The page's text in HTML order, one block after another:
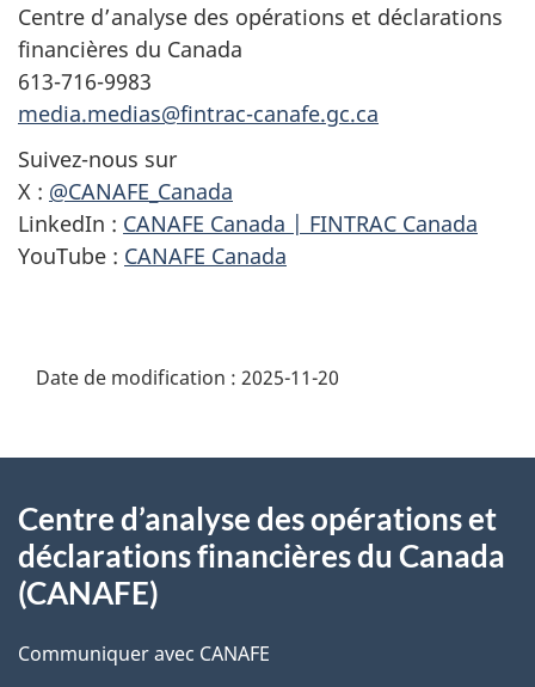
Centre d’analyse des opérations et déclarations
financières du Canada
613-716-9983
media.medias@fintrac-canafe.gc.ca
Suivez-nous sur
X : @CANAFE_Canada
LinkedIn : CANAFE Canada | FINTRAC Canada
YouTube : CANAFE Canada
Date de modification : 2025-11-20
propos
de
ce
Centre d’analyse des opérations et
déclarations financières du Canada
(CANAFE)
Communiquer avec CANAFE